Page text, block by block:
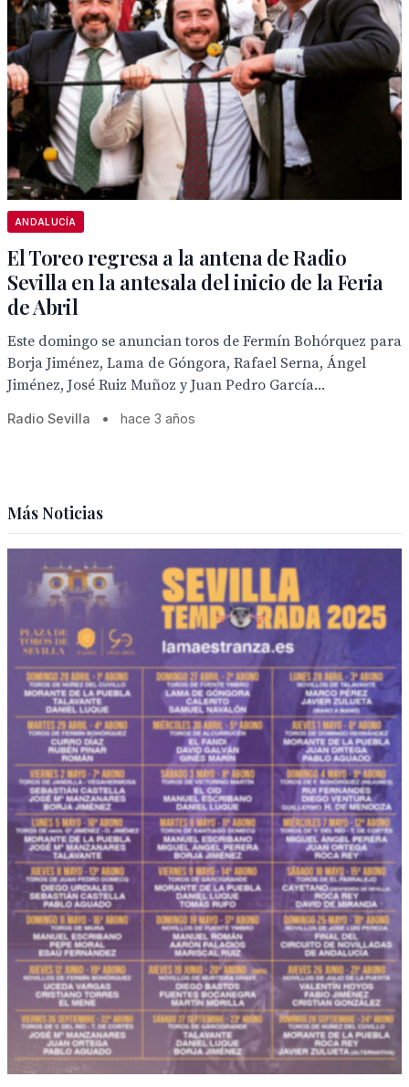
ANDALUCÍA
El Toreo regresa a la antena de Radio
Sevilla en la antesala del inicio de la Feria
de Abril
Este domingo se anuncian toros de Fermín Bohórquez para
Borja Jiménez, Lama de Góngora, Rafael Serna, Ángel
Jiménez, José Ruiz Muñoz y Juan Pedro García...
Radio Sevilla • hace 3 años
Más Noticias